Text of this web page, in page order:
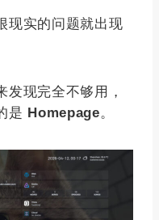
现实的问题就出现
发现完全不够用，
是 Homepage。